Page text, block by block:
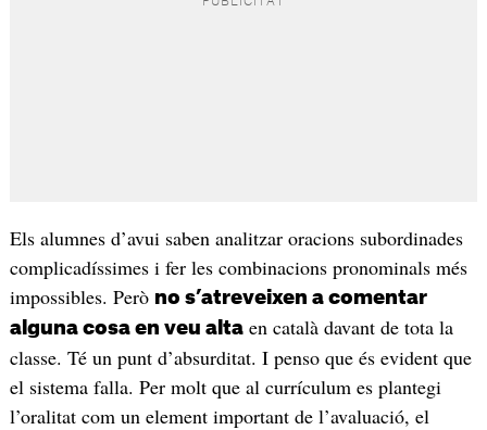
Els alumnes d’avui saben analitzar oracions subordinades
complicadíssimes i fer les combinacions pronominals més
impossibles. Però no s’atreveixen a comentar
alguna cosa en veu altaen català davant de tota la
classe. Té un punt d’absurditat. I penso que és evident que
el sistema falla. Per molt que al currículum es plantegi
l’oralitat com un element important de l’avaluació, el